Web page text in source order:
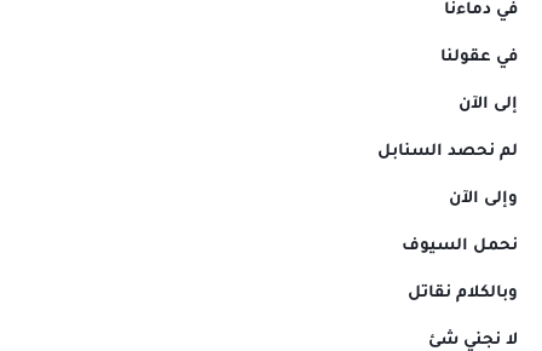
في دماءنا
في عقولنا
إلى الآن
لم نحصد السنابل
وإلى الآن
نحمل السيوف
وبالكلام نقاتل
لا نجني شئ